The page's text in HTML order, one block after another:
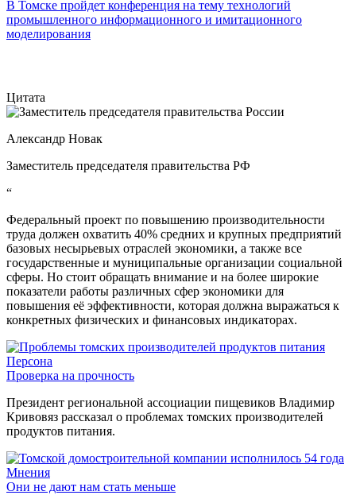
В Томске пройдет конференция на тему технологий
промышленного информационного и имитационного
моделирования
Цитата
Александр Новак
Заместитель председателя правительства РФ
“
Федеральный проект по повышению производительности
труда должен охватить 40% средних и крупных предприятий
базовых несырьевых отраслей экономики, а также все
государственные и муниципальные организации социальной
сферы. Но стоит обращать внимание и на более широкие
показатели работы различных сфер экономики для
повышения её эффективности, которая должна выражаться к
конкретных физических и финансовых индикаторах.
Персона
Проверка на прочность
Президент региональной ассоциации пищевиков Владимир
Кривовяз рассказал о проблемах томских производителей
продуктов питания.
Мнения
Они не дают нам стать меньше